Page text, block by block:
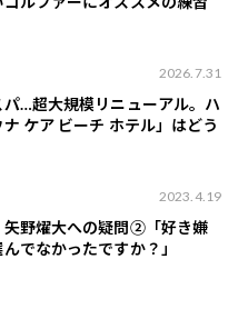
2026.7.31
パ…超大規模リニューアル。ハ
ケア ビーチ ホテル」はどう
2023.4.19
矢野燿大への疑問②「好き嫌
でなかったですか？」